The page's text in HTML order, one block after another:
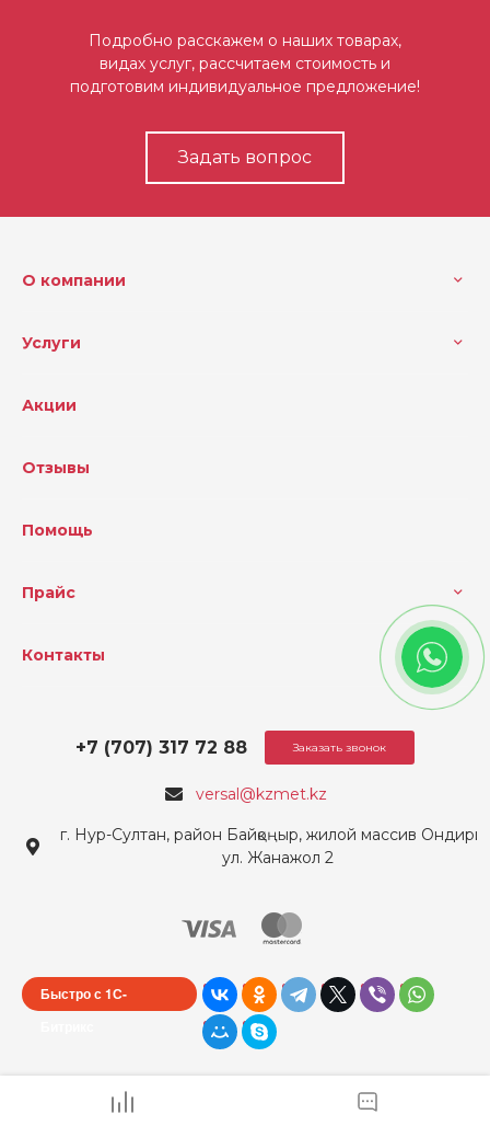
Подробно расскажем о наших товарах,
видах услуг, рассчитаем стоимость и
подготовим индивидуальное предложение!
Задать вопрос
О компании
Услуги
Акции
Отзывы
Помощь
Прайс
Контакты
versal@kzmet.kz
+7 (707) 317 72 88
г. Нур-Султан, район Байқоңыр, жилой массив
ул. Жанажол 2
Заказать звонок
Быстро с 1С-
© Металлобаза ТОО «Версаль» 2026